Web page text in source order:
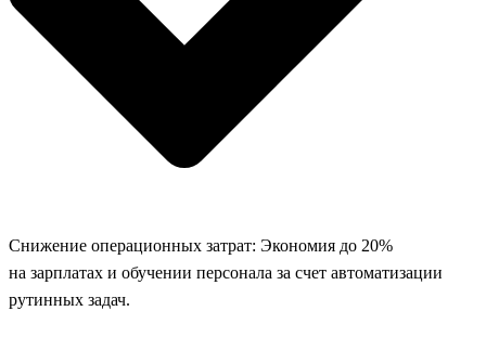
Снижение операционных затрат: Экономия до 20%
на зарплатах и обучении персонала за счет автоматизации
рутинных задач.